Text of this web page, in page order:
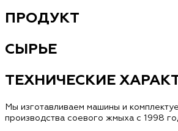
ПРОДУКТ
СЫРЬЕ
ТЕХНИЧЕСКИЕ
Мы изготавливаем машины и
производства соевого жмыха с 1998